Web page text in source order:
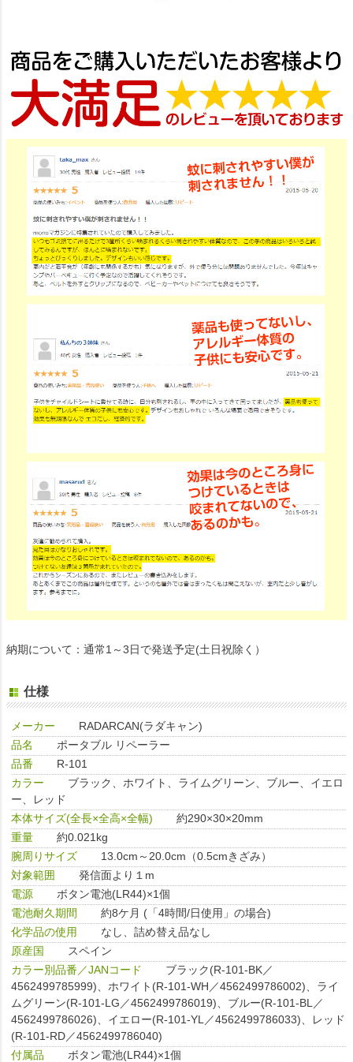
納期について：通常1～3日で発送予定(土日祝除く）
仕様
メーカー
RADARCAN(ラダキャン)
品名
ポータブル リペーラー
品番
R-101
カラー
ブラック、ホワイト、ライムグリーン、ブルー、イエロ
ー、レッド
本体サイズ(全長×全高×全幅)
約290×30×20mm
重量
約0.021kg
腕周りサイズ
13.0cm～20.0cm（0.5cmきざみ）
対象範囲
発信面より１m
電源
ボタン電池(LR44)×1個
電池耐久期間
約8ケ月 (「4時間/日使用」の場合)
化学品の使用
なし、詰め替え品なし
原産国
スペイン
カラー別品番／JANコード
ブラック(R-101-BK／
4562499785999)、ホワイト(R-101-WH／4562499786002)、ライ
ムグリーン(R-101-LG／4562499786019)、ブルー(R-101-BL／
4562499786026)、イエロー(R-101-YL／4562499786033)、レッド
(R-101-RD／4562499786040)
付属品
ボタン電池(LR44)×1個